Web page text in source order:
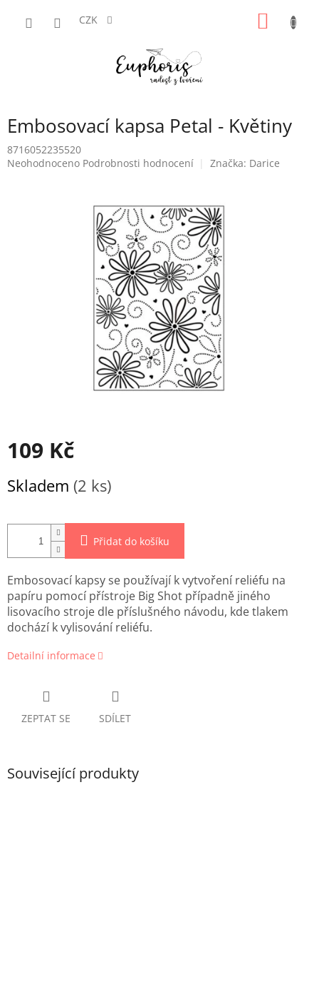
CZK
Embosovací kapsa Petal - Květiny
8716052235520
Průměrné
Neohodnoceno Podrobnosti hodnocení Značka: Darice
109 Kč
cena:
Skladem (2 ks)
Přidat do košíku
Embosovací kapsy se používají k vytvoření reliéfu na
papíru pomocí přístroje Big Shot případně jiného
lisovacího stroje dle příslušného návodu, kde tlakem
dochází k vylisování reliéfu.
Detailní informace
ZEPTAT SE SDÍLET
Související produkty